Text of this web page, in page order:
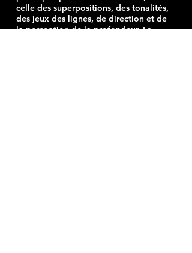
celle des superpositions, des tonalités,
des jeux des lignes, de direction et de
la perception de la profondeur. La